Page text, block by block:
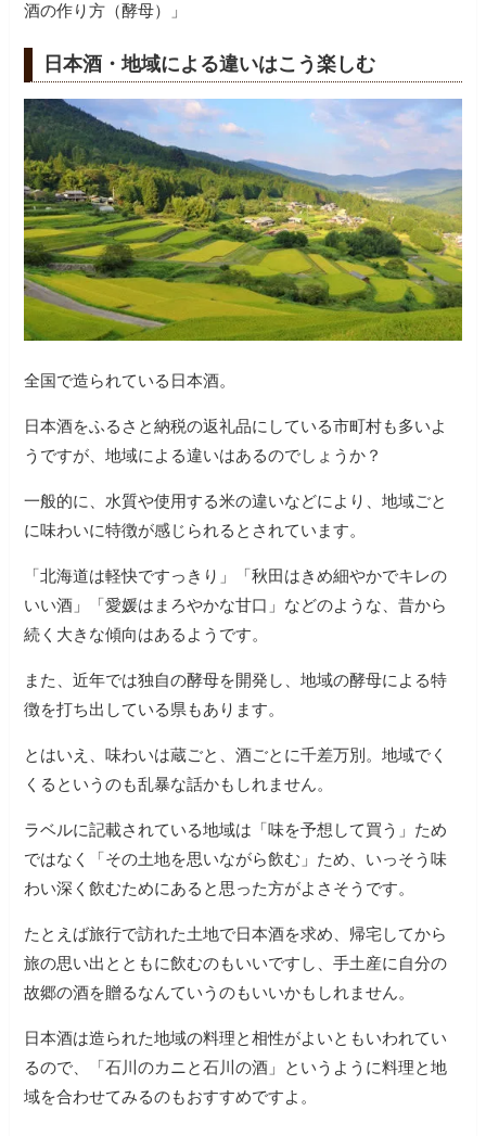
酒の作り方（酵母）」
日本酒・地域による違いはこう楽しむ
全国で造られている日本酒。
日本酒をふるさと納税の返礼品にしている市町村も多いよ
うですが、地域による違いはあるのでしょうか？
一般的に、水質や使用する米の違いなどにより、地域ごと
に味わいに特徴が感じられるとされています。
「北海道は軽快ですっきり」「秋田はきめ細やかでキレの
いい酒」「愛媛はまろやかな甘口」などのような、昔から
続く大きな傾向はあるようです。
また、近年では独自の酵母を開発し、地域の酵母による特
徴を打ち出している県もあります。
とはいえ、味わいは蔵ごと、酒ごとに千差万別。地域でく
くるというのも乱暴な話かもしれません。
ラベルに記載されている地域は「味を予想して買う」ため
ではなく「その土地を思いながら飲む」ため、いっそう味
わい深く飲むためにあると思った方がよさそうです。
たとえば旅行で訪れた土地で日本酒を求め、帰宅してから
旅の思い出とともに飲むのもいいですし、手土産に自分の
故郷の酒を贈るなんていうのもいいかもしれません。
日本酒は造られた地域の料理と相性がよいともいわれてい
るので、「石川のカニと石川の酒」というように料理と地
域を合わせてみるのもおすすめですよ。